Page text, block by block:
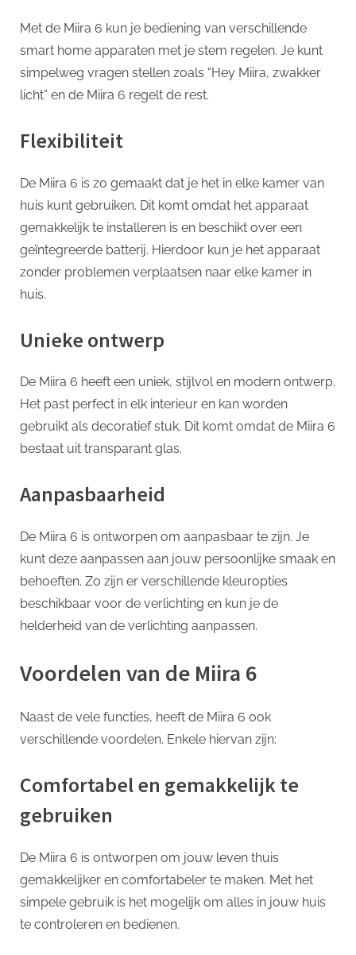
Met de Miira 6 kun je bediening van verschillende
smart home apparaten met je stem regelen. Je kunt
simpelweg vragen stellen zoals “Hey Miira, zwakker
licht” en de Miira 6 regelt de rest.
Flexibiliteit
De Miira 6 is zo gemaakt dat je het in elke kamer van
huis kunt gebruiken. Dit komt omdat het apparaat
gemakkelijk te installeren is en beschikt over een
geïntegreerde batterij. Hierdoor kun je het apparaat
zonder problemen verplaatsen naar elke kamer in
huis.
Unieke ontwerp
De Miira 6 heeft een uniek, stijlvol en modern ontwerp.
Het past perfect in elk interieur en kan worden
gebruikt als decoratief stuk. Dit komt omdat de Miira 6
bestaat uit transparant glas.
Aanpasbaarheid
De Miira 6 is ontworpen om aanpasbaar te zijn. Je
kunt deze aanpassen aan jouw persoonlijke smaak en
behoeften. Zo zijn er verschillende kleuropties
beschikbaar voor de verlichting en kun je de
helderheid van de verlichting aanpassen.
Voordelen van de Miira 6
Naast de vele functies, heeft de Miira 6 ook
verschillende voordelen. Enkele hiervan zijn:
Comfortabel en gemakkelijk te
gebruiken
De Miira 6 is ontworpen om jouw leven thuis
gemakkelijker en comfortabeler te maken. Met het
simpele gebruik is het mogelijk om alles in jouw huis
te controleren en bedienen.